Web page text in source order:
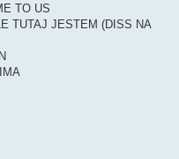
TO US
TUTAJ JESTEM (DISS NA